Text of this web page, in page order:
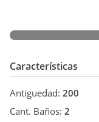
Características
Antiguedad: 200
Cant. Baños: 2